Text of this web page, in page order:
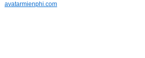
avatarmienphi.com